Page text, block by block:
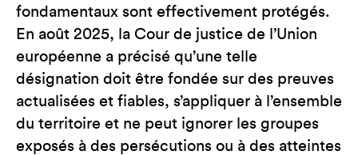
fondamentaux sont effectivement protégés.
En août 2025, la Cour de justice de l’Union
européenne a précisé qu’une telle
désignation doit être fondée sur des preuves
actualisées et fiables, s’appliquer à l’ensemble
du territoire et ne peut ignorer les groupes
exposés à des persécutions ou à des atteintes